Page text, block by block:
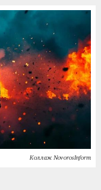
Коллаж NovorosInform